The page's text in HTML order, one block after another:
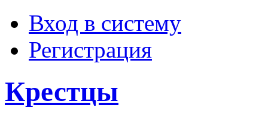
Вход в систему
Регистрация
Крестцы